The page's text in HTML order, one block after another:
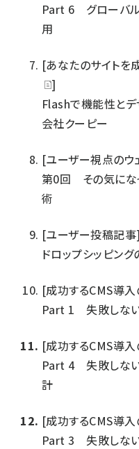
Part 6 グローバル
用
[あなたのサイトを
]
Flashで機能性と
会社クーピー
[ユーザー視点のウ
第0回 その気にな
術
[ユーザー投稿記事]
ドロップシッピン
[成功するCMS導入
Part 1 失敗しな
[成功するCMS導入
Part 4 失敗しない
計
[成功するCMS導入
Part 3 失敗しない